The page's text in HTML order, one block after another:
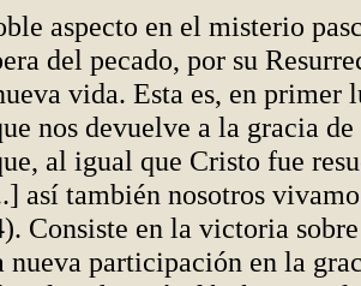
aspecto en el misterio
del pecado, por su
vida. Esta es, en primer
nos devuelve a la gracia
al igual que Cristo fue
así también nosotros
Consiste en la victoria
nueva participación en la